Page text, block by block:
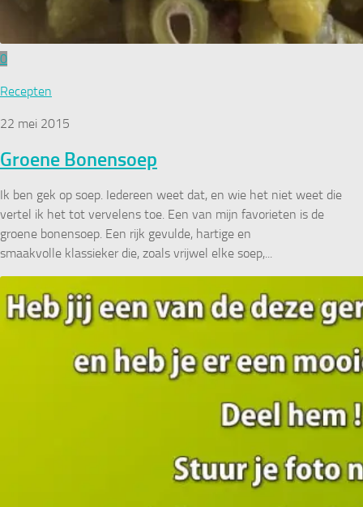
0
Recepten
22 mei 2015
Groene Bonensoep
Ik ben gek op soep. Iedereen weet dat, en wie het niet weet die
vertel ik het tot vervelens toe. Een van mijn favorieten is de
groene bonensoep. Een rijk gevulde, hartige en
smaakvolle klassieker die, zoals vrijwel elke soep,...